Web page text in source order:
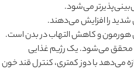
می‌شود.
شدید را افزایش می‌دهند.
هورمون و کاهش التهاب در بدن است.
محقق می‌شود. یک رژیم غذایی
می‌دهد با دوز کمتری، کنترل قند خون